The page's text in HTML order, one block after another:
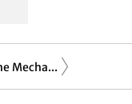
Mecha...